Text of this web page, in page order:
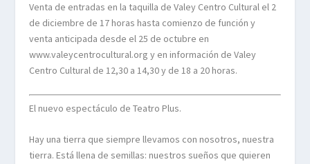
Venta de entradas en la taquilla de Valey Centro Cultural el 2
de diciembre de 17 horas hasta comienzo de función y
venta anticipada desde el 25 de octubre en
www.valeycentrocultural.org y en información de Valey
Centro Cultural de 12,30 a 14,30 y de 18 a 20 horas.
El nuevo espectáculo de Teatro Plus.
Hay una tierra que siempre llevamos con nosotros, nuestra
tierra. Está llena de semillas: nuestros sueños que quieren